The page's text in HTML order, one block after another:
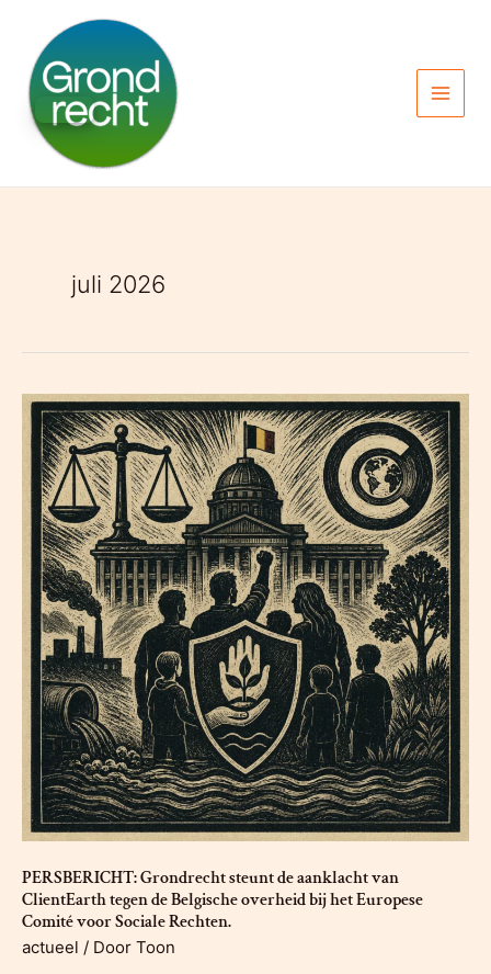
inhoud
juli 2026
PERSBERICHT: Grondrecht steunt de aanklacht van
ClientEarth tegen de Belgische overheid bij het Europese
Comité voor Sociale Rechten.
actueel / Door Toon